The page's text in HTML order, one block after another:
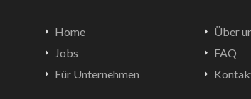
Home
Jobs
Für Unternehmen
Über
FAQ